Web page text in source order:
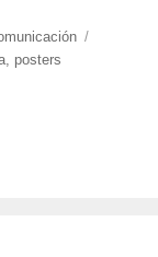
posters